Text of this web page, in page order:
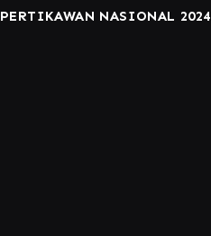
PERTIKAWAN NASIONAL 2024